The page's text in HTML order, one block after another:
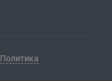
Политика